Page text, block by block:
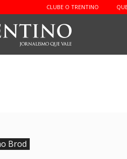
CLUBE O TRENTINO
Brod